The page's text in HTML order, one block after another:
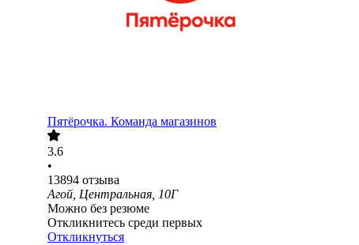
Пятёрочка. Команда магазинов
3.6
•
13894 отзыва
Агой, Центральная, 10Г
Можно без резюме
Откликнитесь среди первых
Откликнуться